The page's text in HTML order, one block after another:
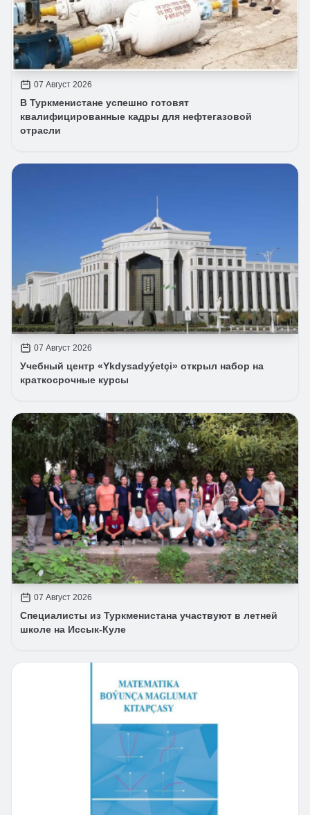
07 Август 2026
В Туркменистане успешно готовят
квалифицированные кадры для нефтегазовой
отрасли
07 Август 2026
Учебный центр «Ykdysadyýetçi» открыл набор на
краткосрочные курсы
07 Август 2026
Специалисты из Туркменистана участвуют в летней
школе на Иссык-Куле